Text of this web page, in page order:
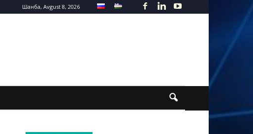
Шанба, Avgust 8, 2026